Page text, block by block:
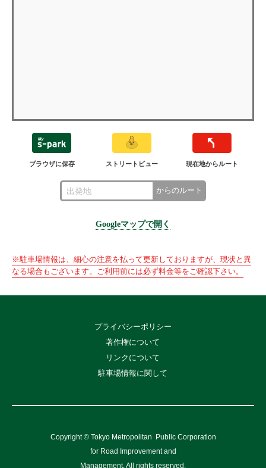
ブラウザに保存 ストリートビュー 現在地からルート
からのルート
Googleマップで開く
※駐車場情報は、細心の注意を払って更新しておりますが、現状と異
なる場合もございます。ご利用前には必ず料金等をご確認下さい。
プライバシーポリシー
著作権について
リンクについて
駐車場情報に関して
Copyright © Tokyo Metropolitan
Public Corporation
for Road Improvement and
Management, All rights reserved.